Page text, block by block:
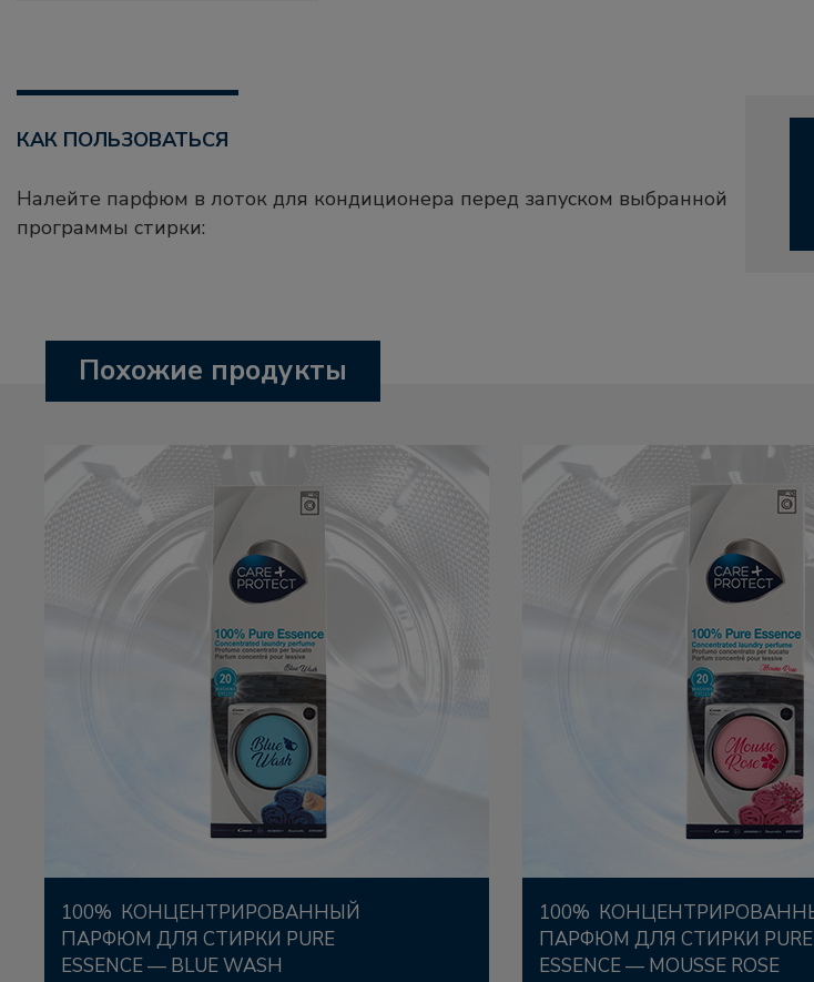
КАК ПОЛЬЗОВАТЬСЯ
Налейте парфюм в лоток для кондиционера перед запуском выбранной
программы стирки:
Похожие продукты
100% КОНЦЕНТРИРОВАННЫЙ
ПАРФЮМ ДЛЯ СТИРКИ PURE
ESSENCE — BLUE WASH
100% КОНЦЕНТРИРОВАННЫЙ
ПАРФЮМ ДЛЯ СТИРКИ PURE
ESSENCE — MOUSSE ROSE